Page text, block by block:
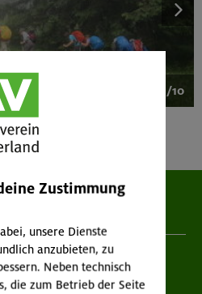
1/10
Zustimmung
unsere Dienste
anzubieten, zu
Neben technisch
die zum Betrieb der Seite